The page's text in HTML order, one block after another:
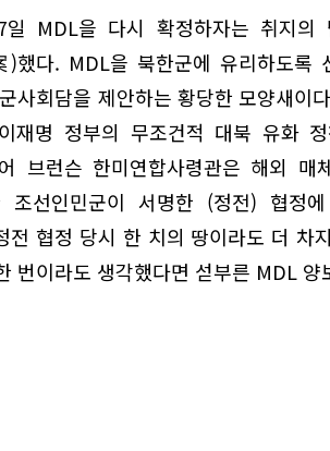
MDL을 다시 확정하자는 취지의
했다. MDL을 북한군에 유리하도록
사회담을 제안하는 황당한 모양새이
명 정부의 무조건적 대북 유화 정
브런슨 한미연합사령관은 해외
조선인민군이 서명한 (정전) 협정
전 협정 당시 한 치의 땅이라도 더 차
번이라도 생각했다면 섣부른 MDL